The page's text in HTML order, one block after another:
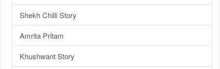
Shekh Chilli Story
Amrita Pritam
Khushwant Story